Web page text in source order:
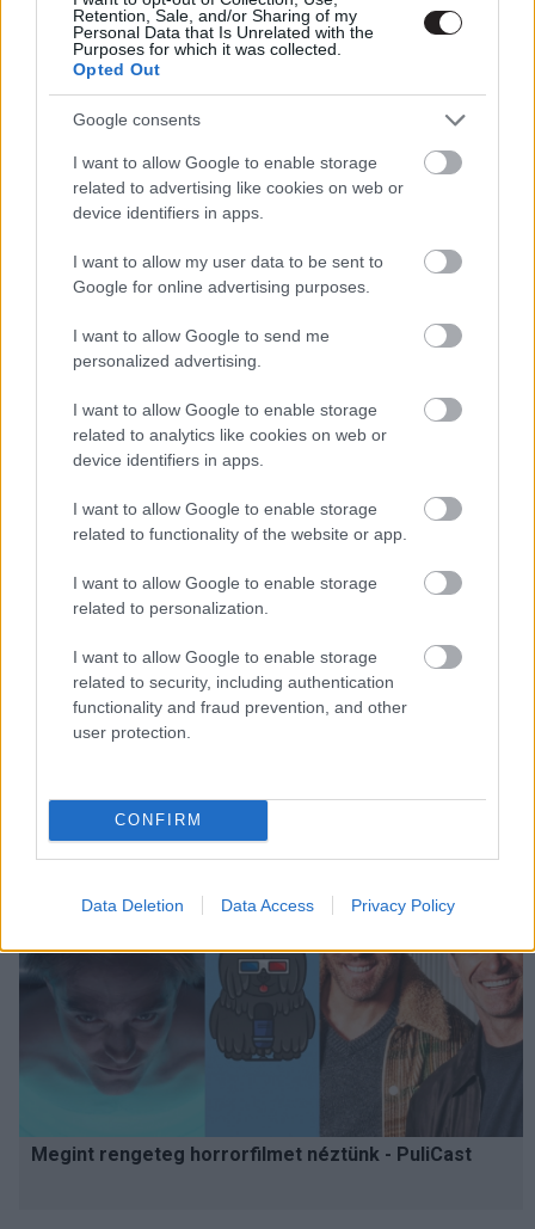
Retention, Sale, and/or Sharing of my
Personal Data that Is Unrelated with the
Purposes for which it was collected.
Opted Out
Google consents
I want to allow Google to enable storage
related to advertising like cookies on web or
device identifiers in apps.
I want to allow my user data to be sent to
Google for online advertising purposes.
I want to allow Google to send me
personalized advertising.
I want to allow Google to enable storage
related to analytics like cookies on web or
device identifiers in apps.
I want to allow Google to enable storage
related to functionality of the website or app.
I want to allow Google to enable storage
related to personalization.
I want to allow Google to enable storage
related to security, including authentication
functionality and fraud prevention, and other
user protection.
CONFIRM
Data Deletion Data Access Privacy Policy
Top 10 - filmek, amik a
Ezért csúsztatták el a készülő X-
Men filmeket
Hír | 2018.03.28 11:10
Hónapokat csúsznak a következő
X-Men filmek?
A színésznő szerint nem igazak
az Új Mutánsokat ért pletykák
Hír| 2018.02.17 23:20
A legijesztőbb PG-13-as
besorolású horror lesz az Új
mutánsok
X-Men: Új mutánsok - ismerd meg
Hír| 2017.11.11 13:00
Szinkronos előzetesen a Fekete
Párduc és az X-Men: Új mutánsok
LEGFRISSEBB PODCASTÜNK
Megint rengeteg horrorfilmet néztünk - PuliCast